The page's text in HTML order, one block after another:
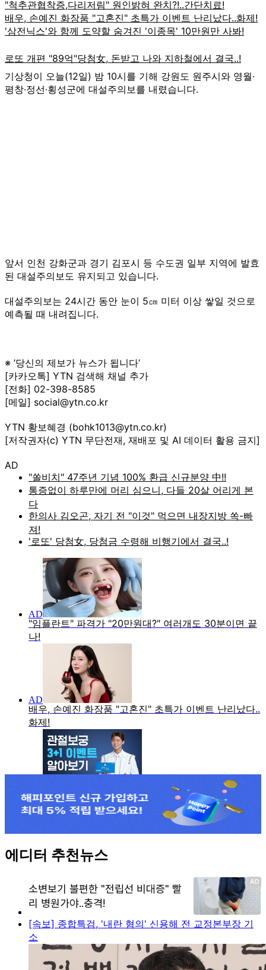
기상청이 오늘(12일) 밤 10시를 기해 강원도 원주시와 영월·
평창·정선·횡성군에 대설주의보를 내렸습니다.
앞서 인천 강화군과 경기 김포시 등 수도권 일부 지역에 발효
된 대설주의보도 유지되고 있습니다.
대설주의보는 24시간 동안 눈이 5㎝ 미터 이상 쌓일 것으로
예측될 때 내려집니다.
※ ’당신의 제보가 뉴스가 됩니다’
[카카오톡] YTN 검색해 채널 추가
[전화] 02-398-8585
[메일] social@ytn.co.kr
YTN 황보혜경 (bohk1013@ytn.co.kr)
[저작권자(c) YTN 무단전재, 재배포 및 AI 데이터 활용 금지]
AD
에디터 추천뉴스
[속보] 종합특검, '내란 혐의' 신용해 전 교정본부장 기
소